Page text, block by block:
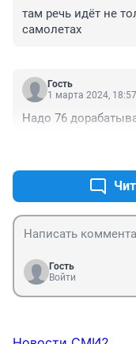
там речь идёт не
самолетах
Гость
1 марта 2024, 18:57
Надо 76
Гость
Войти